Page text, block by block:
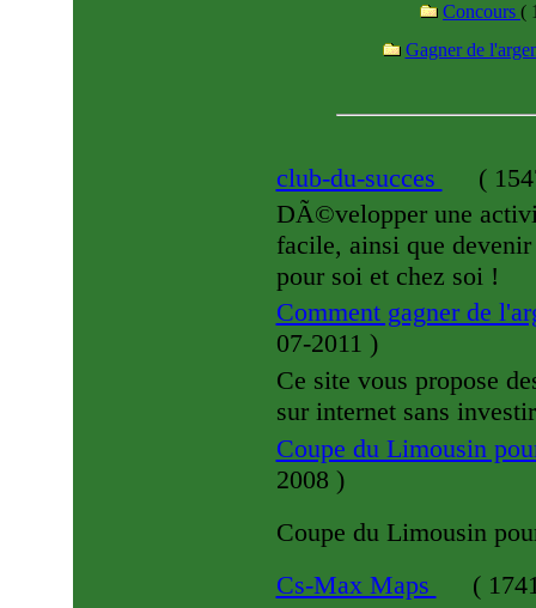
Concours (
Gagner de
club-du-succes (
DÃ©velopper une
facile, ainsi que
pour soi et chez soi !
Comment gagner de
07-2011 )
Ce site vous propose
sur internet sans
Coupe du Limousin
2008 )
Coupe du Limousin
Cs-Max Maps
(